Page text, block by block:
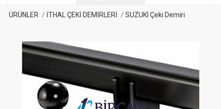
ÜRÜNLER İTHAL ÇEKİ DEMİRLERİ SUZUKI Çeki Demiri